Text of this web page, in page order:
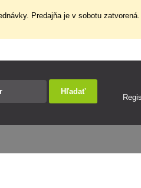
Predajňa je v sobotu zatvorená.
Hľadať